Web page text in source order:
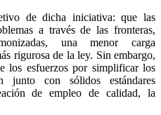
de dicha iniciativa: que las
a través de las fronteras,
una menor carga
rigurosa de la ley. Sin embargo,
los esfuerzos por simplificar los
junto con sólidos estándares
de empleo de calidad, la